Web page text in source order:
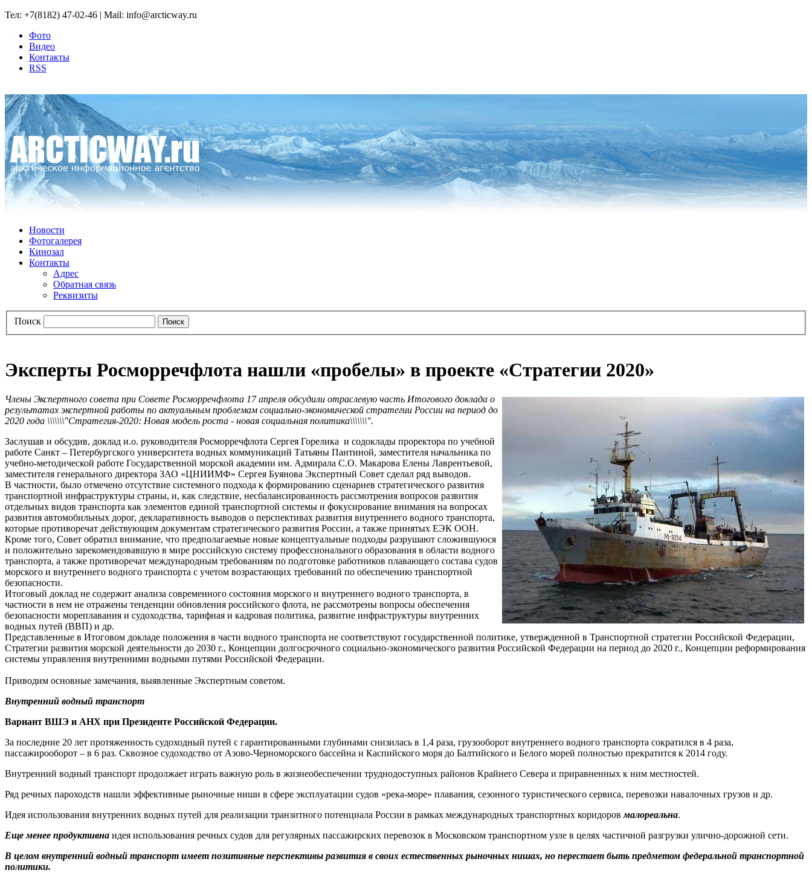
Тел: +7(8182) 47-02-46 | Mail: info@arcticway.ru
Фото
Видео
Контакты
RSS
Новости
Фотогалерея
Кинозал
Контакты
Адрес
Обратная связь
Реквизиты
Поиск
Эксперты Росморречфлота нашли «пробелы» в проекте «Стратегии 2020»
Члены Экспертного совета при Совете Росморречфлота 17 апреля обсудили отраслевую часть Итогового доклада о
результатах экспертной работы по актуальным проблемам социально-экономической стратегии России на период до
2020 года \\\\\\\"Стратегия-2020: Новая модель роста - новая социальная политика\\\\\\\".
Заслушав и обсудив, доклад и.о. руководителя Росморречфлота Сергея Горелика и содоклады проректора по учебной
работе Санкт – Петербургского университета водных коммуникаций Татьяны Пантиной, заместителя начальника по
учебно-методической работе Государственной морской академии им. Адмирала С.О. Макарова Елены Лаврентьевой,
заместителя генерального директора ЗАО «ЦНИИМФ» Сергея Буянова Экспертный Совет сделал ряд выводов.
В частности, было отмечено отсутствие системного подхода к формированию сценариев стратегического развития
транспортной инфраструктуры страны, и, как следствие, несбалансированность рассмотрения вопросов развития
отдельных видов транспорта как элементов единой транспортной системы и фокусирование внимания на вопросах
развития автомобильных дорог, декларативность выводов о перспективах развития внутреннего водного транспорта,
которые противоречат действующим документам стратегического развития России, а также принятых ЕЭК ООН.
Кроме того, Совет обратил внимание, что предполагаемые новые концептуальные подходы разрушают сложившуюся
и положительно зарекомендовавшую в мире российскую систему профессионального образования в области водного
транспорта, а также противоречат международным требованиям по подготовке работников плавающего состава судов
морского и внутреннего водного транспорта с учетом возрастающих требований по обеспечению транспортной
безопасности.
Итоговый доклад не содержит анализа современного состояния морского и внутреннего водного транспорта, в
частности в нем не отражены тенденции обновления российского флота, не рассмотрены вопросы обеспечения
безопасности мореплавания и судоходства, тарифная и кадровая политика, развитие инфраструктуры внутренних
водных путей (ВВП) и др.
Представленные в Итоговом докладе положения в части водного транспорта не соответствуют государственной политике, утвержденной в Транспортной стратегии Российской Федерации,
Стратегии развития морской деятельности до 2030 г., Концепции долгосрочного социально-экономического развития Российской Федерации на период до 2020 г., Концепции реформирования
системы управления внутренними водными путями Российской Федерации.
Приводим основные замечания, выявленные Экспертным советом.
Внутренний водный транспорт
Вариант ВШЭ и АНХ при Президенте Российской Федерации.
За последние 20 лет протяженность судоходный путей с гарантированными глубинами снизилась в 1,4 раза, грузооборот внутреннего водного транспорта сократился в 4 раза,
пассажирооборот – в 6 раз. Сквозное судоходство от Азово-Черноморского бассейна и Каспийского моря до Балтийского и Белого морей полностью прекратится к 2014 году.
Внутренний водный транспорт продолжает играть важную роль в жизнеобеспечении труднодоступных районов Крайнего Севера и приравненных к ним местностей.
Ряд речных пароходств нашли эффективные рыночные ниши в сфере эксплуатации судов «река-море» плавания, сезонного туристического сервиса, перевозки навалочных грузов и др.
Идея использования внутренних водных путей для реализации транзитного потенциала России в рамках международных транспортных коридоровмалореальна.
Еще менее продуктивна идея использования речных судов для регулярных пассажирских перевозок в Московском транспортном узле в целях частичной разгрузки улично-дорожной сети.
В целом внутренний водный транспорт имеет позитивные перспективы развития в своих естественных рыночных нишах, но перестает быть предметом федеральной транспортной
политики.